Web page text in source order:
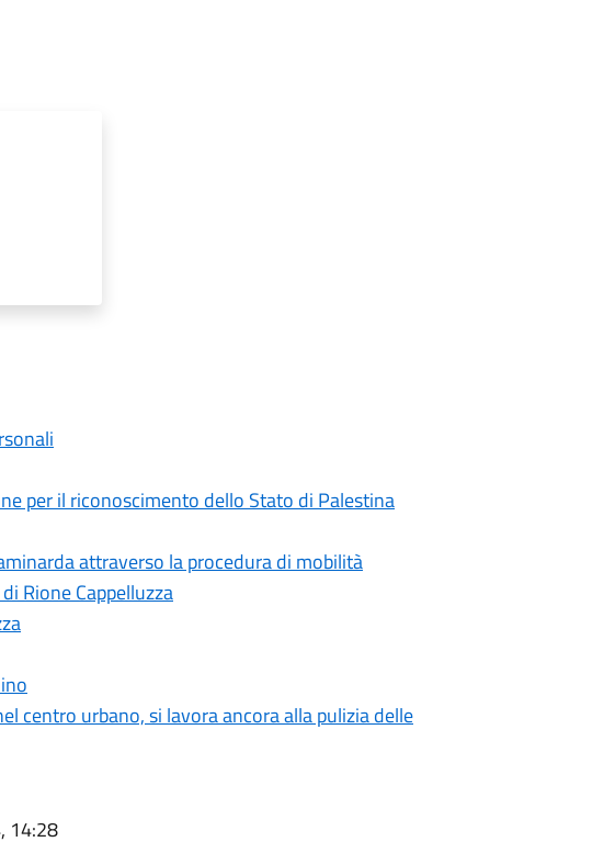
per il riconoscimento dello Stato di Palestina
attraverso la procedura di mobilità
Rione Cappelluzza
centro urbano, si lavora ancora alla pulizia delle
14:28